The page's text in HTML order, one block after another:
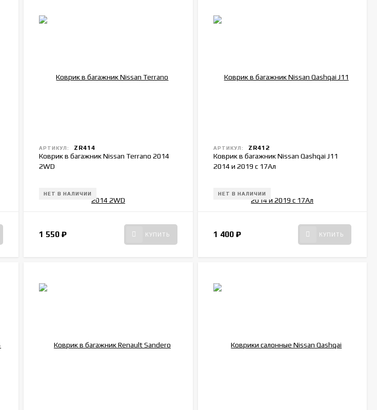
АРТИКУЛ: ZR414
Коврик в багажник Nissan Terrano 2014
2WD
НЕТ В НАЛИЧИИ
1 550₽ КУПИТЬ
АРТИКУЛ: ZR412
Коврик в багажник Nissan Qashqai J11
2014 и 2019 с 17Ал
НЕТ В НАЛИЧИИ
1 400 ₽ КУПИТЬ